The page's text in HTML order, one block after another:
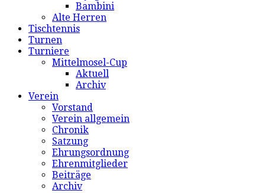
Bambini
Alte Herren
Tischtennis
Turnen
Turniere
Mittelmosel-Cup
Aktuell
Archiv
Verein
Vorstand
Verein allgemein
Chronik
Satzung
Ehrungsordnung
Ehrenmitglieder
Beiträge
Archiv